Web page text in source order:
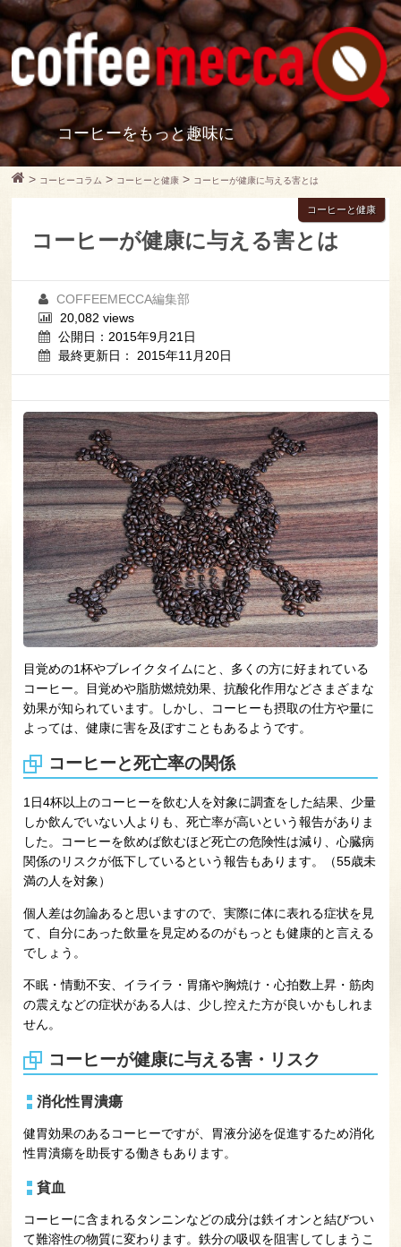
コーヒーをもっと趣味に
> コーヒーコラム > コーヒーと健康 > コーヒーが健康に与える害とは
コーヒーが健康に与える害とは
コーヒーと健康
COFFEEMECCA編集部
20,082 views
公開日：2015年9月21日
最終更新日： 2015年11月20日
目覚めの1杯やブレイクタイムにと、多くの方に好まれている
コーヒー。目覚めや脂肪燃焼効果、抗酸化作用などさまざまな
効果が知られています。しかし、コーヒーも摂取の仕方や量に
よっては、健康に害を及ぼすこともあるようです。
コーヒーと死亡率の関係
1日4杯以上のコーヒーを飲む人を対象に調査をした結果、少量
しか飲んでいない人よりも、死亡率が高いという報告がありま
した。コーヒーを飲めば飲むほど死亡の危険性は減り、心臓病
関係のリスクが低下しているという報告もあります。（55歳未
満の人を対象）
個人差は勿論あると思いますので、実際に体に表れる症状を見
て、自分にあった飲量を見定めるのがもっとも健康的と言える
でしょう。
不眠・情動不安、イライラ・胃痛や胸焼け・心拍数上昇・筋肉
の震えなどの症状がある人は、少し控えた方が良いかもしれま
せん。
コーヒーが健康に与える害・リスク
消化性胃潰瘍
健胃効果のあるコーヒーですが、胃液分泌を促進するため消化
性胃潰瘍を助長する働きもあります。
貧血
コーヒーに含まれるタンニンなどの成分は鉄イオンと結びつい
て難溶性の物質に変わります。鉄分の吸収を阻害してしまうこ